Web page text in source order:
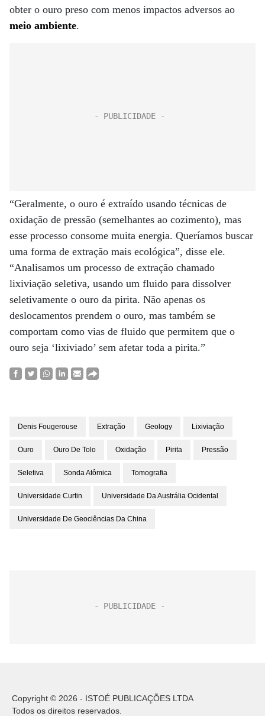
obter o ouro preso com menos impactos adversos ao
meio ambiente.
“Geralmente, o ouro é extraído usando técnicas de
oxidação de pressão (semelhantes ao cozimento), mas
esse processo consome muita energia. Queríamos buscar
uma forma de extração mais ecológica”, disse ele.
“Analisamos um processo de extração chamado
lixiviação seletiva, usando um fluido para dissolver
seletivamente o ouro da pirita. Não apenas os
deslocamentos prendem o ouro, mas também se
comportam como vias de fluido que permitem que o
ouro seja ‘lixiviado’ sem afetar toda a pirita.”
Denis Fougerouse Extração Geology Lixiviação
Ouro Ouro De Tolo Oxidação Pirita Pressão
Seletiva Sonda Atômica Tomografia
Universidade Curtin Universidade Da Austrália Ocidental
Universidade De Geociências Da China
Copyright © 2026 - ISTOÉ PUBLICAÇÕES LTDA
Todos os direitos reservados.